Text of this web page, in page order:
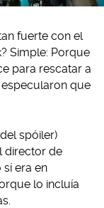
fuerte con el
Simple: Porque
para rescatar a
que
spóiler)
director de
sí era en
lo incluía